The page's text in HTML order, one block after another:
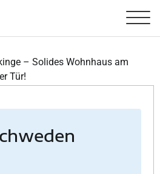
– Solides Wohnhaus am
Tür!